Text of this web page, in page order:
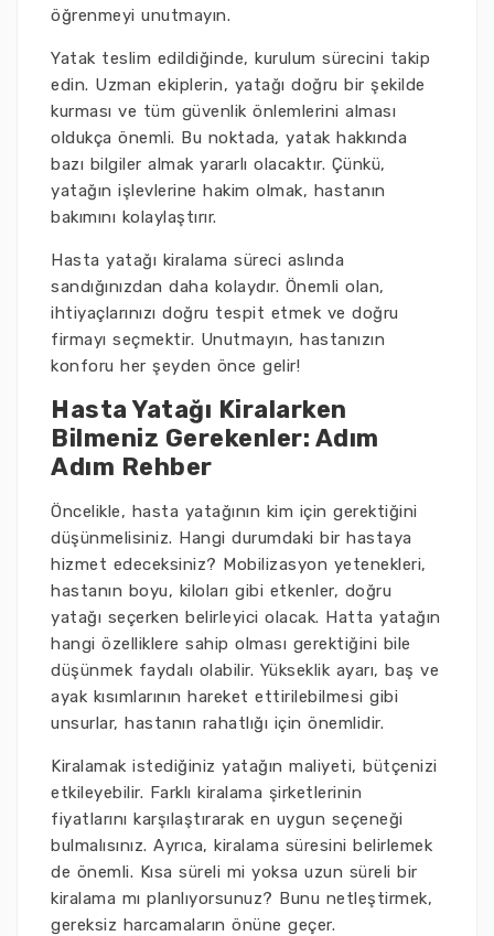
öğrenmeyi unutmayın.
Yatak teslim edildiğinde, kurulum sürecini takip
edin. Uzman ekiplerin, yatağı doğru bir şekilde
kurması ve tüm güvenlik önlemlerini alması
oldukça önemli. Bu noktada, yatak hakkında
bazı bilgiler almak yararlı olacaktır. Çünkü,
yatağın işlevlerine hakim olmak, hastanın
bakımını kolaylaştırır.
Hasta yatağı kiralama süreci aslında
sandığınızdan daha kolaydır. Önemli olan,
ihtiyaçlarınızı doğru tespit etmek ve doğru
firmayı seçmektir. Unutmayın, hastanızın
konforu her şeyden önce gelir!
Hasta Yatağı Kiralarken
Bilmeniz Gerekenler: Adım
Adım Rehber
Öncelikle, hasta yatağının kim için gerektiğini
düşünmelisiniz. Hangi durumdaki bir hastaya
hizmet edeceksiniz? Mobilizasyon yetenekleri,
hastanın boyu, kiloları gibi etkenler, doğru
yatağı seçerken belirleyici olacak. Hatta yatağın
hangi özelliklere sahip olması gerektiğini bile
düşünmek faydalı olabilir. Yükseklik ayarı, baş ve
ayak kısımlarının hareket ettirilebilmesi gibi
unsurlar, hastanın rahatlığı için önemlidir.
Kiralamak istediğiniz yatağın maliyeti, bütçenizi
etkileyebilir. Farklı kiralama şirketlerinin
fiyatlarını karşılaştırarak en uygun seçeneği
bulmalısınız. Ayrıca, kiralama süresini belirlemek
de önemli. Kısa süreli mi yoksa uzun süreli bir
kiralama mı planlıyorsunuz? Bunu netleştirmek,
gereksiz harcamaların önüne geçer.